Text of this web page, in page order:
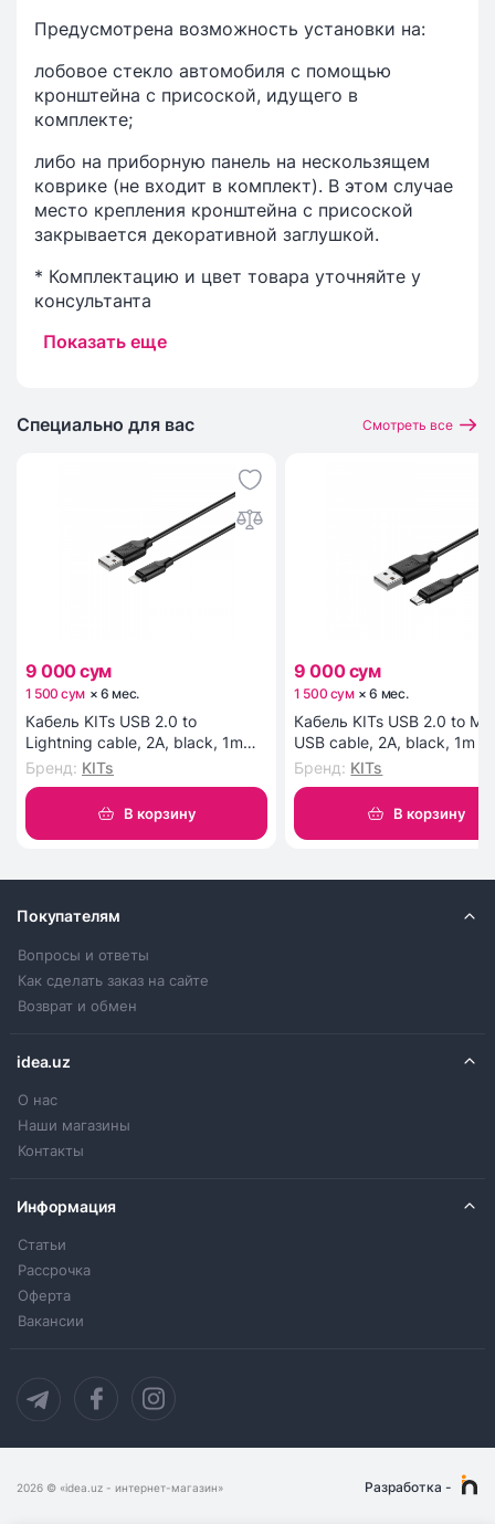
Предусмотрена возможность установки на:
лобовое стекло автомобиля с помощью
кронштейна с присоской, идущего в
комплекте;
либо на приборную панель на нескользящем
коврике (не входит в комплект). В этом случае
место крепления кронштейна с присоской
закрывается декоративной заглушкой.
* Комплектацию и цвет товара уточняйте у
консультанта
Показать еще
Специально для вас Смотреть все
9 000 сум
1 500 сум × 6 мес.
Кабель KITs USB 2.0 to
Lightning cable, 2A, black, 1m
(KITS-W-003)
Бренд: KITs
В корзину
9 000 сум
1 500 сум ×6 мес.
Кабель KITs USB 2.0 to
USB cable, 2A, black, 1m
W-002)
Бренд: KITs
В корзину
Покупателям
Вопросы и ответы
Как сделать заказ на сайте
Возврат и обмен
idea.uz
О нас
Наши магазины
Контакты
Информация
Статьи
Рассрочка
Оферта
Вакансии
2026 © «idea.uz - интернет-магазин» Разработка -